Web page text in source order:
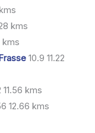
kms
10.9 11.22
11.56 kms
12.66 kms